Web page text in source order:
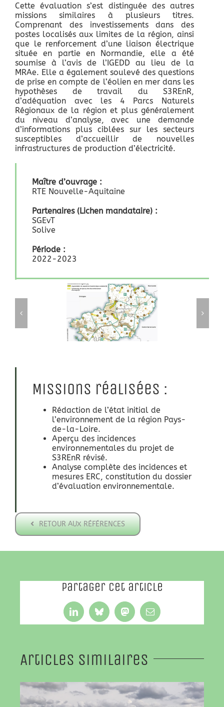
Cette évaluation s’est distinguée des autres
missions similaires à plusieurs titres.
Comprenant des investissements dans des
postes localisés aux limites de la région, ainsi
que le renforcement d’une liaison électrique
située en partie en Normandie, elle a été
soumise à l’avis de l’IGEDD au lieu de la
MRAe. Elle a également soulevé des questions
de prise en compte de l’éolien en mer dans les
hypothèses de travail du S3REnR,
d’adéquation avec les 4 Parcs Naturels
Régionaux de la région et plus généralement
du niveau d’analyse, avec une demande
d’informations plus ciblées sur les secteurs
susceptibles d’accueillir de nouvelles
infrastructures de production d’électricité.
Maître d’ouvrage :
RTE Nouvelle-Aquitaine
Partenaires (Lichen mandataire) :
SGEvT
Solive
Période :
2022-2023
Missions réalisées :
Rédaction de l’état initial de
l’environnement de la région Pays-
de-la-Loire.
Aperçu des incidences
environnementales du projet de
S3REnR révisé.
Analyse complète des incidences et
mesures ERC, constitution du dossier
d’évaluation environnementale.
RETOUR AUX RÉFÉRENCES
Partager cet article
LinkedInBlueskyMastodon
Email
Articles similaires